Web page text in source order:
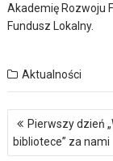
Akademię Rozwoju
Fundusz Lokalny.
Aktualności
Nawigacja
wpisu
Pierwszy dzień
bibliotece” za nami